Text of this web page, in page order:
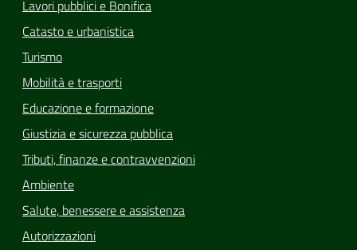
Lavori pubblici e Bonifica
Catasto e urbanistica
Turismo
Mobilità e trasporti
Educazione e formazione
Giustizia e sicurezza pubblica
Tributi, finanze e contravvenzioni
Ambiente
Salute, benessere e assistenza
Autorizzazioni